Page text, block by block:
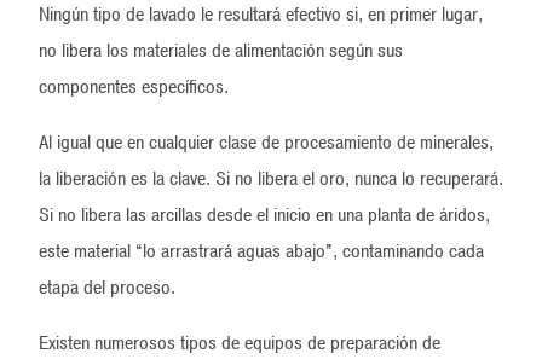
Ningún tipo de lavado le resultará efectivo si, en primer lugar,
no libera los materiales de alimentación según sus
componentes específicos.
Al igual que en cualquier clase de procesamiento de minerales,
la liberación es la clave. Si no libera el oro, nunca lo recuperará.
Si no libera las arcillas desde el inicio en una planta de áridos,
este material “lo arrastrará aguas abajo”, contaminando cada
etapa del proceso.
Existen numerosos tipos de equipos de preparación de